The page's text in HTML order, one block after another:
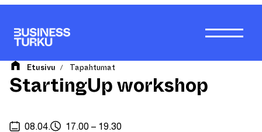
Etusivu / Tapahtumat
StartingUp workshop
08.04.
17.00 – 19.30